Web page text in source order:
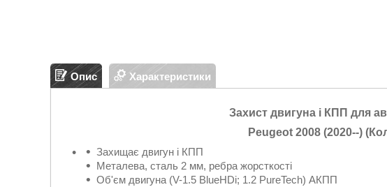
Опис Характеристики
Захист двигуна і КПП для
Peugeot 2008 (2020--) (
Захищає двигун і КПП
Металева, сталь 2 мм, ребра жорсткості
Об'єм двигуна (V-1.5 BlueHDi; 1.2 PureTech) АКПП